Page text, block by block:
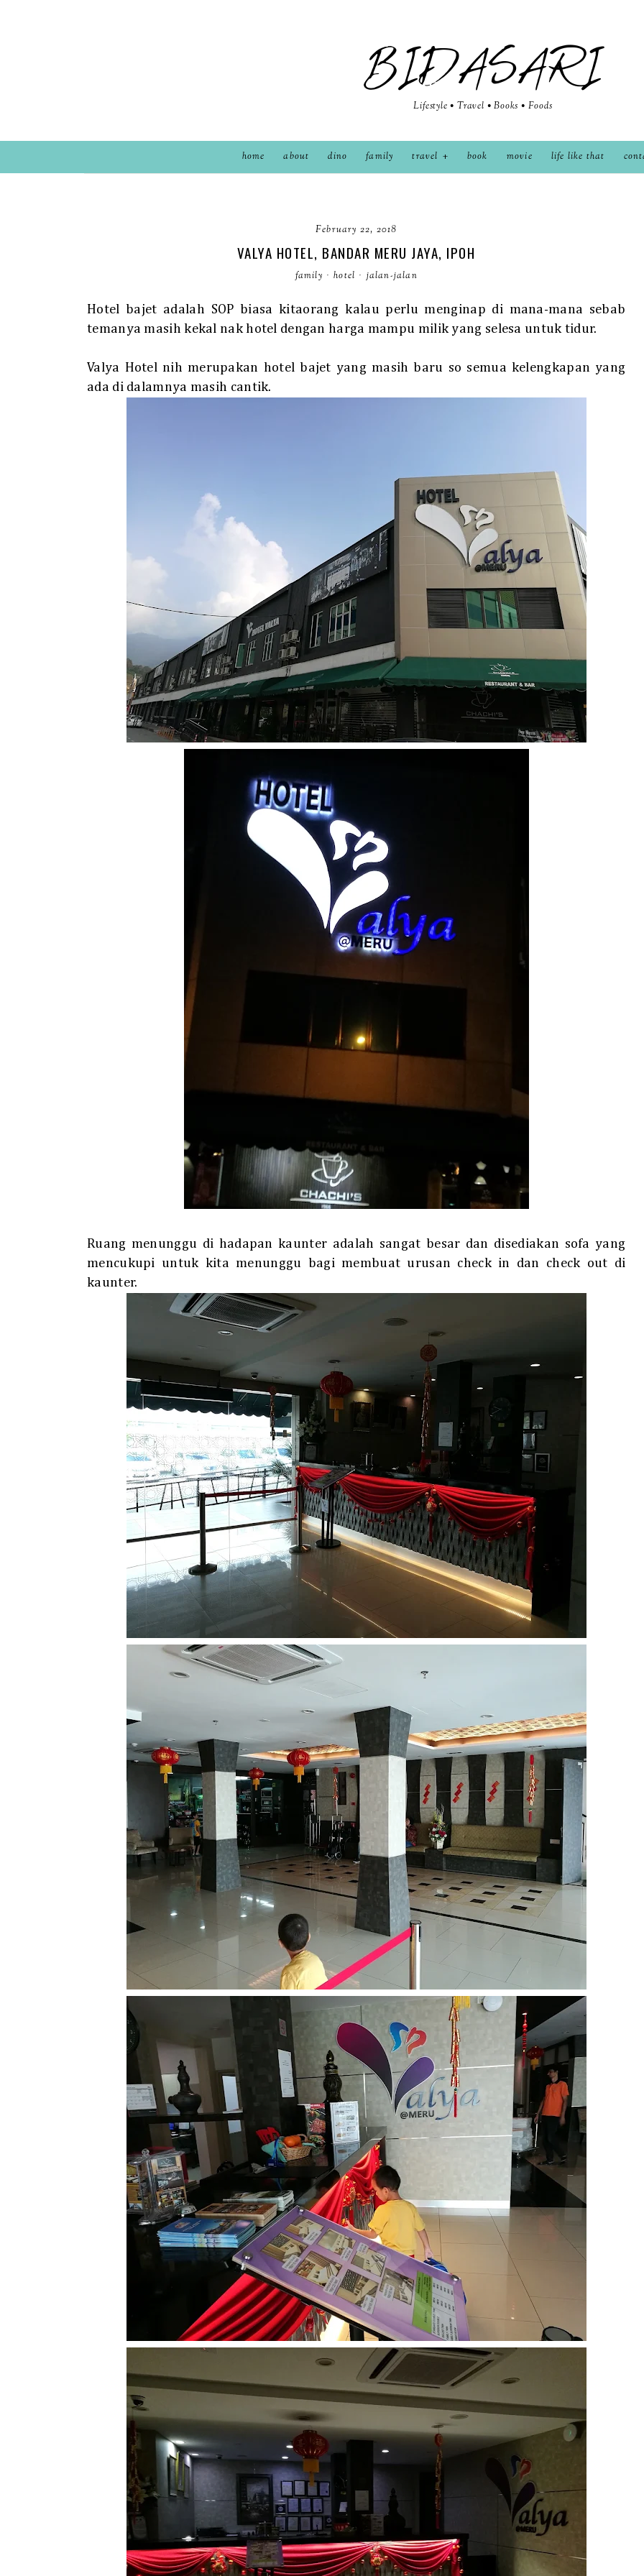
BIDASARI
Lifestyle • Travel • Books • Foods
home about dino family travel book movie life like that
February 22, 2018
VALYA HOTEL, BANDAR MERU JAYA, IPOH
family · hotel · jalan-jalan
Hotel bajet adalah SOP biasa kitaorang kalau perlu menginap di mana-mana sebab
temanya masih kekal nak hotel dengan harga mampu milik yang selesa untuk tidur.
Valya Hotel nih merupakan hotel bajet yang masih baru so semua kelengkapan yang
ada di dalamnya masih cantik.
Ruang menunggu di hadapan kaunter adalah sangat besar dan disediakan sofa yang
mencukupi untuk kita menunggu bagi membuat urusan check in dan check out di
kaunter.